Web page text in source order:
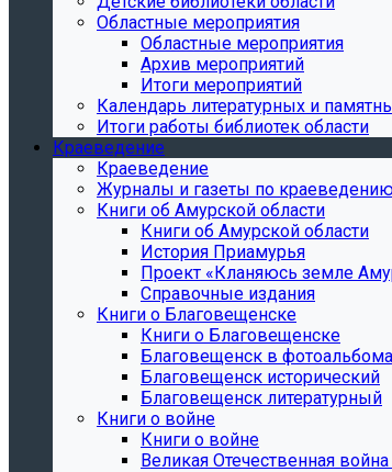
Областные мероприятия
Областные мероприятия
Архив мероприятий
Итоги мероприятий
Календарь литературных и
Итоги работы библиотек области
Краеведение
Краеведение
Журналы и газеты по
Книги об Амурской области
Книги об Амурской области
История Приамурья
Проект «Кланяюсь земле
Справочные издания
Книги о Благовещенске
Книги о Благовещенске
Благовещенск в
Благовещенск исторический
Благовещенск литературный
Книги о войне
Книги о войне
Великая Отечественная